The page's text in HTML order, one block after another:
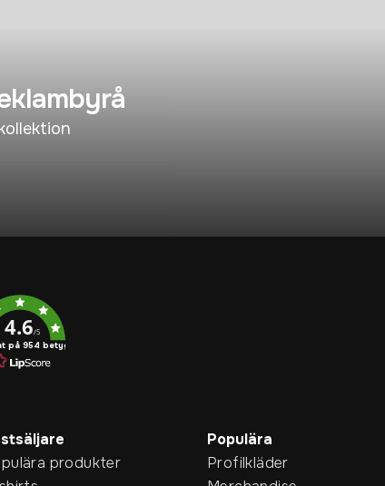
4.6/5
på 954 betyg
produkter
Populära
Profilkläder